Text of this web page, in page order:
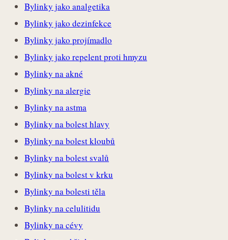
Bylinky jako analgetika
Bylinky jako dezinfekce
Bylinky jako projímadlo
Bylinky jako repelent proti hmyzu
Bylinky na akné
Bylinky na alergie
Bylinky na astma
Bylinky na bolest hlavy
Bylinky na bolest kloubů
Bylinky na bolest svalů
Bylinky na bolest v krku
Bylinky na bolesti těla
Bylinky na celulitidu
Bylinky na cévy